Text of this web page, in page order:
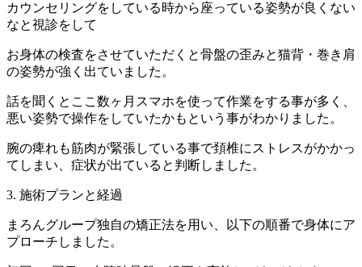
カウンセリングをしている時から座っている姿勢が良くない
なと視診をして
お身体の検査をさせていただくと骨盤の歪みと猫背・巻き肩
の姿勢が強く出ていました。
話を聞くとここ数ヶ月スマホを使って作業をする事が多く、
悪い姿勢で操作をしていたかもという事がわかりました。
腕の痺れも筋肉が緊張している事で頚椎にストレスがかかっ
てしまい、症状が出ていると判断しました。
3. 施術プランと経過
まろんグループ独自の矯正法を用い、以下の順番で身体にア
プローチしました。